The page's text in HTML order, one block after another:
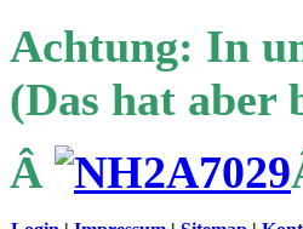
Achtung: In
(Das hat aber
Â